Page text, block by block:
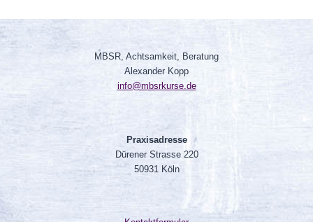
MBSR, Achtsamkeit, Beratung
Alexander Kopp
info@mbsrkurse.de
Praxisadresse
Dürener Strasse 220
50931 Köln